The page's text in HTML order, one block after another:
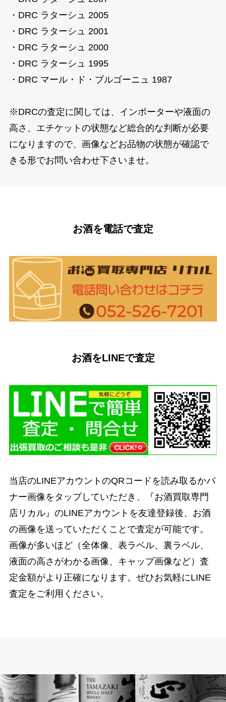
・DRC ラターシュ 2005
・DRC ラターシュ 2001
・DRC ラターシュ 2000
・DRC ラターシュ 1995
・DRC マール・ド・ブルゴーニュ 1987
※DRCの査定に関しては、インポーターや液面の
高さ、エチケットの状態など総合的な判断が必要
になりますので、画像などお品物の状態が確認で
きる形でお問い合わせ下さいませ。
お酒を電話で査定
お酒をLINEで査定
当店のLINEアカウントのQRコードを読み取るかバ
ナー画像をタップしていただき、『お酒買取専門
店リカル』のLINEアカウントを友達登録後、お酒
の画像を送っていただくことで査定が可能です。
画像が多いほど（全体像、表ラベル、裏ラベル、
液面の高さがわかる画像、キャップ画像など）査
定金額がより正確になります。ぜひお気軽にLINE
査定をご利用ください。